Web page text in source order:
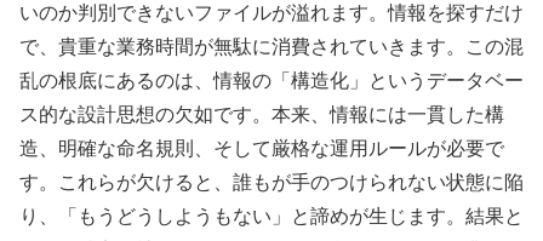
いのか判別できないファイルが溢れます。情報を探すだけ
で、貴重な業務時間が無駄に消費されていきます。この混
乱の根底にあるのは、情報の「構造化」というデータベー
ス的な設計思想の欠如です。本来、情報には一貫した構
造、明確な命名規則、そして厳格な運用ルールが必要で
す。これらが欠けると、誰もが手のつけられない状態に陥
り、「もうどうしようもない」と諦めが生じます。結果と